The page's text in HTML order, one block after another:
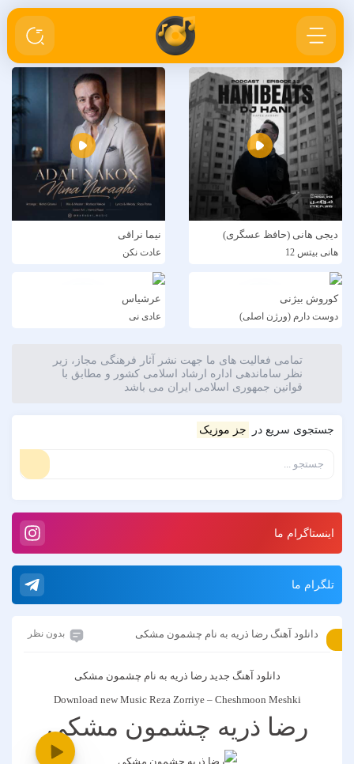
دیجی هانی (حافظ عسگری)
هانی بیتس 12
نیما نراقی
عادت نکن
کوروش بیژنی
دوست دارم (ورژن اصلی)
عرشیاس
عادی نی
تمامی فعالیت های ما جهت نشر آثار فرهنگی مجاز، زیر
نظر ساماندهی اداره ارشاد اسلامی کشور و مطابق با
قوانین جمهوری اسلامی ایران می باشد
جستجوی سریع در جز موزیک
اینستاگرام ما
تلگرام ما
دانلود آهنگ رضا ذریه به نام چشمون مشکی بدون نظر
دانلود آهنگ جدید رضا ذریه به نام چشمون مشکی
Download new Music Reza Zorriye– Cheshmoon Meshki
رضا ذریه چشمون مشکی